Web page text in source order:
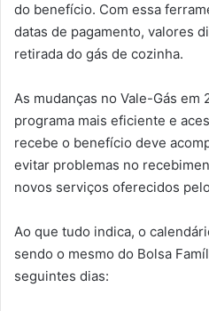
do benefício. Com essa
datas de pagamento, valores
retirada do gás de cozinha.
As mudanças no Vale-Gás em
programa mais eficiente e
recebe o benefício deve
evitar problemas no
novos serviços oferecidos
Ao que tudo indica, o
sendo o mesmo do Bolsa
seguintes dias: